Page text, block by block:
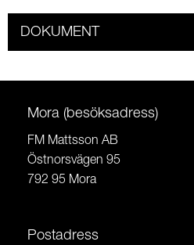
DOKUMENT
Mora (besöksadress)
FM Mattsson AB
Östnorsvägen 95
792 95 Mora
Postadress